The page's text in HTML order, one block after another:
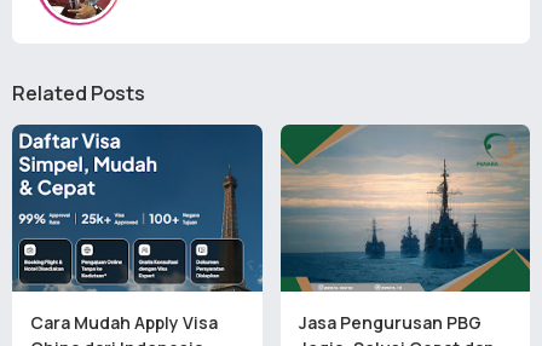
Related Posts
Cara Mudah Apply Visa
Jasa Pengurusan PBG